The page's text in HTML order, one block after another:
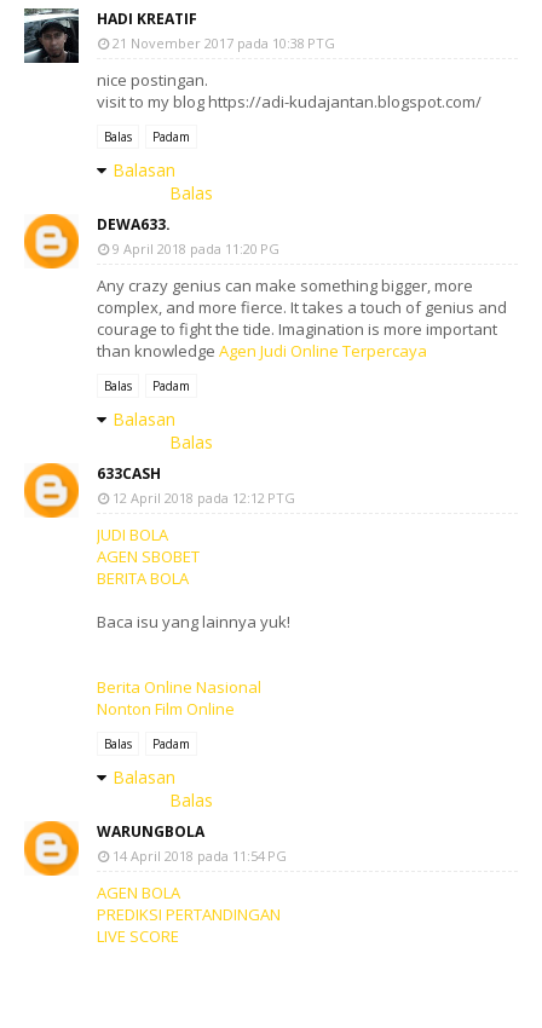
HADI KREATIF
21 November 2017 pada 10:38 PTG
nice postingan.
visit to my blog https://adi-kudajantan.blogspot.com/
Balas Padam
Balasan
Balas
DEWA633.
9 April 2018 pada 11:20 PG
Any crazy genius can make something bigger, more
complex, and more fierce. It takes a touch of genius and
courage to fight the tide. Imagination is more important
than knowledge Agen Judi Online Terpercaya
Balas Padam
Balasan
Balas
633CASH
12 April 2018 pada 12:12 PTG
JUDI BOLA
AGEN SBOBET
BERITA BOLA
Baca isu yang lainnya yuk!
Berita Online Nasional
Nonton Film Online
Balas Padam
Balasan
Balas
WARUNGBOLA
14 April 2018 pada 11:54 PG
AGEN BOLA
PREDIKSI PERTANDINGAN
LIVE SCORE